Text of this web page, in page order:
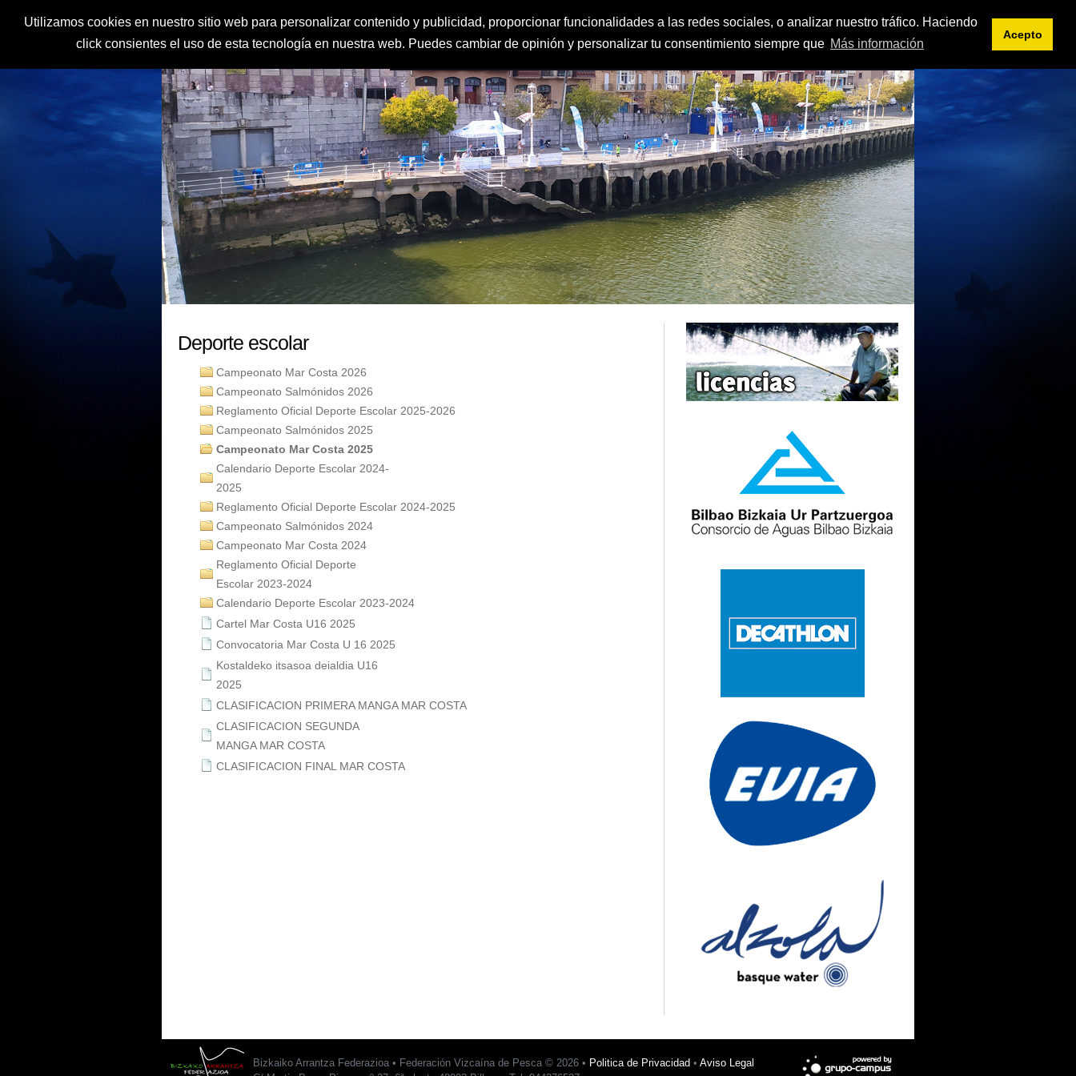
Utilizamos cookies en nuestro sitio web para personalizar contenido y publicidad, proporcionar funcionalidades a las redes sociales, o analizar nuestro tráfico. Haciendo
click consientes el uso de esta tecnología en nuestra web. Puedes cambiar de opinión y personalizar tu consentimiento siempre que Más información
Acepto
FEDERACIÓN CLUBES IGUALDAD Y PROTECCIÓN AL MENOR CLASIFICACIONES DOCUMENTOS
ENLACES
Deporte escolar
Campeonato Mar Costa 2026
Campeonato Salmónidos 2026
Reglamento Oficial Deporte Escolar 2025-2026
Campeonato Salmónidos 2025
Campeonato Mar Costa 2025
Calendario Deporte Escolar 2024-
2025
Reglamento Oficial Deporte Escolar 2024-2025
Campeonato Salmónidos 2024
Campeonato Mar Costa 2024
Reglamento Oficial Deporte
Escolar 2023-2024
Calendario Deporte Escolar 2023-2024
Cartel Mar Costa U16 2025
Convocatoria Mar Costa U 16 2025
Kostaldeko itsasoa deialdia U16
2025
CLASIFICACION PRIMERA MANGA MAR COSTA
CLASIFICACION SEGUNDA
MANGA MAR COSTA
CLASIFICACION FINAL MAR COSTA
Bizkaiko Arrantza Federazioa • Federación Vizcaína de Pesca © 2026 • Politica de Privacidad • Aviso Legal